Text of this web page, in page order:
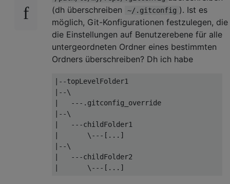
(dh überschreiben
~/.gitconfig ). Ist es
möglich, Git-Konfigurationen festzulegen, die
die Einstellungen auf Benutzerebene für alle
untergeordneten Ordner eines bestimmten
Ordners überschreiben? Dh ich habe
|--topLevelFolder1
|--\
|   ---.gitconfig_override
|--\
|   ---childFolder1
|       \---[...]
|--\
|   ---childFolder2